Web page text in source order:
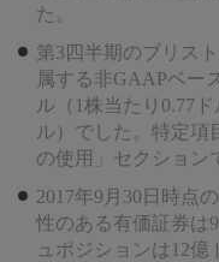
た。
第3四半期のブリス
属する非GAAPベー
ル（1株当たり0.77
ル）でした。特定項
の使用」セクション
2017年9月30日時点
性のある有価証券は
ュポジションは12億